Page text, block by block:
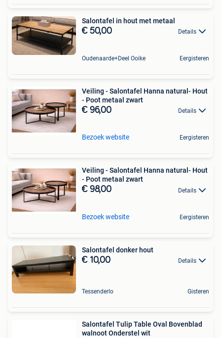
Salontafel in hout met metaal
€ 50,00 Details
Oudenaarde+Deel Ooike Eergisteren
Veiling - Salontafel Hanna natural- Hout
- Poot metaal zwart
€ 96,00 Details
Bezoek website Eergisteren
Veiling - Salontafel Hanna natural- Hout
- Poot metaal zwart
€ 98,00 Details
Bezoek website Eergisteren
Salontafel donker hout
€ 10,00 Details
Tessenderlo Gisteren
Salontafel Tulip Table Oval Bovenblad
walnoot Onderstel wit